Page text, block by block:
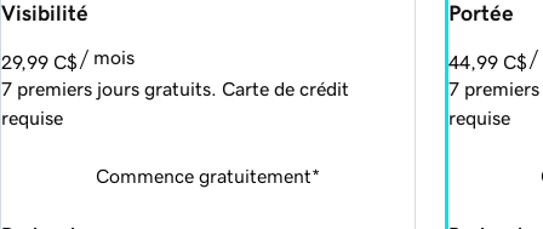
Visibilité
29,99 C$ / mois
7 premiers jours gratuits. Carte de crédit
requise
Commence gratuitement*
Portée
44,99 C$ /
7
requise